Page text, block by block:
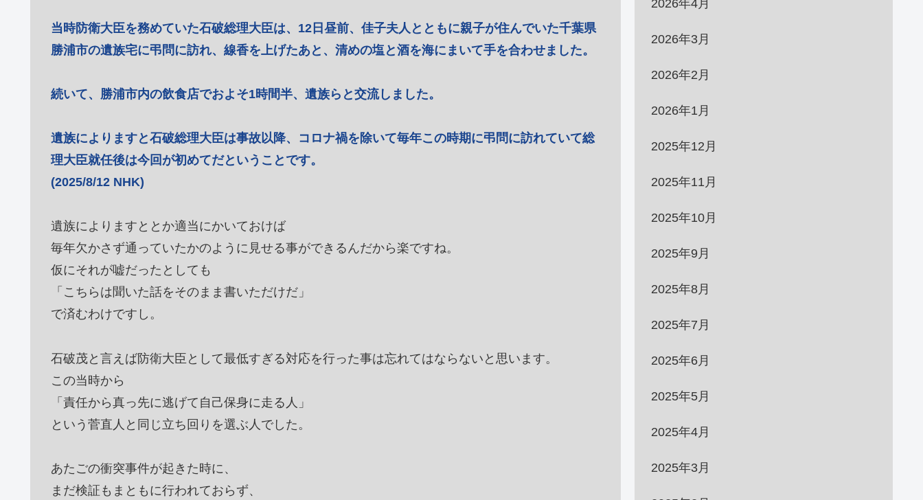
当時防衛大臣を務めていた石破総理大臣は、12日昼前、佳子夫人とともに親子が住んでいた千葉県
勝浦市の遺族宅に弔問に訪れ、線香を上げたあと、清めの塩と酒を海にまいて手を合わせました。
続いて、勝浦市内の飲食店でおよそ1時間半、遺族らと交流しました。
遺族によりますと石破総理大臣は事故以降、コロナ禍を除いて毎年この時期に弔問に訪れていて総
理大臣就任後は今回が初めてだということです。
(2025/8/12 NHK)
遺族によりますととか適当にかいておけば
毎年欠かさず通っていたかのように見せる事ができるんだから楽ですね。
仮にそれが嘘だったとしても
「こちらは聞いた話をそのまま書いただけだ」
で済むわけですし。
石破茂と言えば防衛大臣として最低すぎる対応を行った事は忘れてはならないと思います。
この当時から
「責任から真っ先に逃げて自己保身に走る人」
という菅直人と同じ立ち回りを選ぶ人でした。
あたごの衝突事件が起きた時に、
まだ検証もまともに行われておらず、
2026年4月
2026年3月
2026年2月
2026年1月
2025年12月
2025年11月
2025年10月
2025年9月
2025年8月
2025年7月
2025年6月
2025年5月
2025年4月
2025年3月